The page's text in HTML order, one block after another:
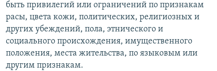
быть привилегий или ограничений по признакам
расы, цвета кожи, политических, религиозных и
других убеждений, пола, этнического и
социального происхождения, имущественного
положения, места жительства, по языковым или
другим признакам.